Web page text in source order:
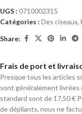
UGS : 0710002315
Catégories : Des ciseaux,
Share:
Frais de port et
Presque tous les articles
sont généralement livrées
standard sont de 17,50 €
de dépliants, nous ne